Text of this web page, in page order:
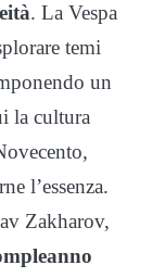
. La Vespa
temi
un
la cultura
l’essenza.
Zakharov,